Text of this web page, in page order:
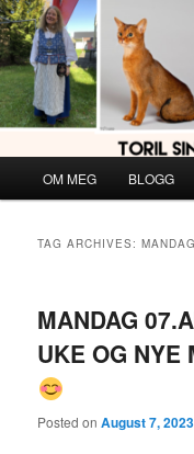
Skip
to
primary
content
Skip
to
secondary
content
OM MEG BLOGG
TAG ARCHIVES:
MANDAG
UKE OG NYE
Posted onAugust 7, 2023